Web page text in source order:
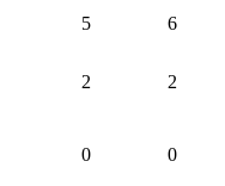
5
6
2 2
0 0